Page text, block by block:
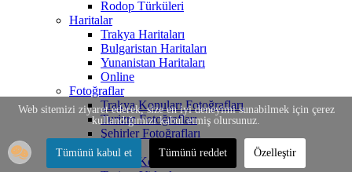
Rodop Türküleri
Haritalar
Trakya Haritaları
Bulgaristan Haritaları
Yunanistan Haritaları
Online
Fotoğraflar
Trakya Konuları Fotoğrafları
Turizm Fotoğrafları
Şehirler Fotoğrafları
Videolar
Trakya Konuları Videoları
Web sitemizi ziyaret ederek, size en iyi deneyimi sunabilmek için çerez
kullandığımızı kabul etmiş olursunuz.
Tümünü kabul et Tümünü reddet Özelleştir